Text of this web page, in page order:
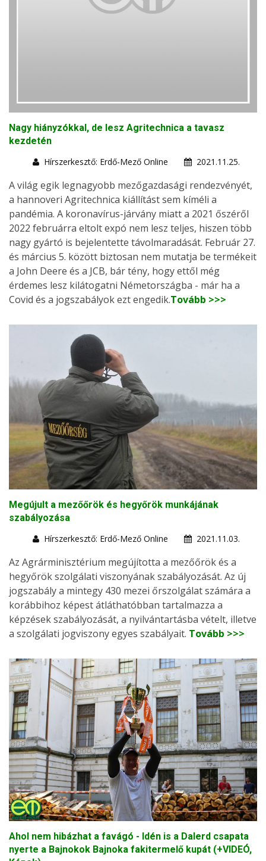
Nagy hiányzókkal, de lesz Agritechnica a tavasz
kezdetén
Hírszerkesztő: Erdő-Mező Online
2021.11.25.
A világ egik legnagyobb mezőgazdasági rendezvényét,
a hannoveri Agritechnica kiállítást sem kíméli a
pandémia. A koronavírus-járvány miatt a 2021 őszéről
2022 februárra eltolt expó nem lesz teljes, hiszen több
nagy gyártó is bejelentette távolmaradását. Február 27.
és március 5. között biztosan nem mutatja be termékeit
a John Deere és a JCB, bár tény, hogy ettől még
érdemes lesz kilátogatni Németországba - már ha a
Covid és a jogszabályok ezt engedik.Tovább >>>
Megújult a mezőőrök és hegyőrök munkájának
szabályozása
Hírszerkesztő: Erdő-Mező Online
2021.11.03.
Az Agrárminisztérium megújította a mezőőrök és a
hegyőrök szolgálati viszonyának szabályozását. Az új
jogszabály a mintegy 430 mezei őrszolgálat számára a
korábbihoz képest átláthatóbban tartalmazza a
képzések szabályozását, a nyilvántartásba vételt, illetve
a szolgálati jogviszony egyes szabályait. Tovább >>>
Ahol nem hibázhat a favágó - Idén is a Dalerd csapata
nyerte a Bajnokok Bajnoka fakitermelő kupát (+VIDEÓ,